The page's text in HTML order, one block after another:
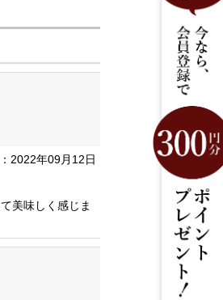
2022年09月12日
美味しく感じま